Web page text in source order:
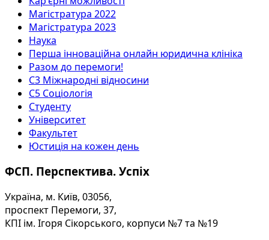
Магістратура 2022
Магістратура 2023
Наука
Перша інноваційна онлайн юридична клініка
Разом до перемоги!
С3 Міжнародні відносини
С5 Соціологія
Студенту
Університет
Факультет
Юстиція на кожен день
ФСП. Перспектива. Успіх
Україна, м. Київ, 03056,
проспект Перемоги, 37,
КПІ ім. Ігоря Сікорського, корпуси №7 та №19